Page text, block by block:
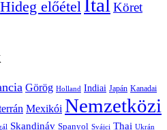
Hideg előétel Ital Köret
Görög Holland Indiai Japán Kanadai
Mexikói Nemzetközi
Skandináv Spanyol Svájci Thai Ukrán